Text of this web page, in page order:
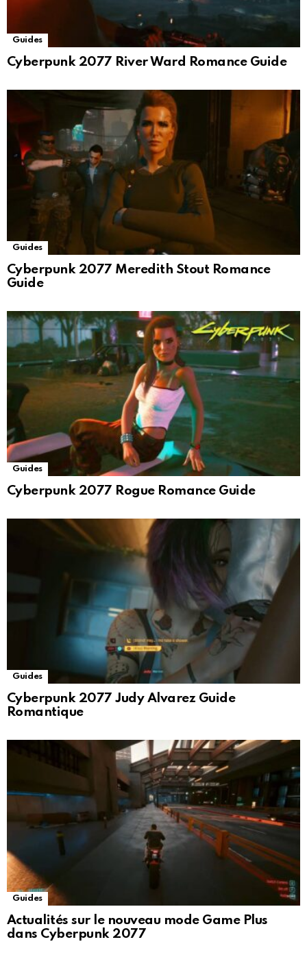
Guides
Cyberpunk 2077 River Ward Romance Guide
Guides
Cyberpunk 2077 Meredith Stout Romance
Guide
Guides
Cyberpunk 2077 Rogue Romance Guide
Guides
Cyberpunk 2077 Judy Alvarez Guide
Romantique
Guides
Actualités sur le nouveau mode Game Plus
dans Cyberpunk 2077